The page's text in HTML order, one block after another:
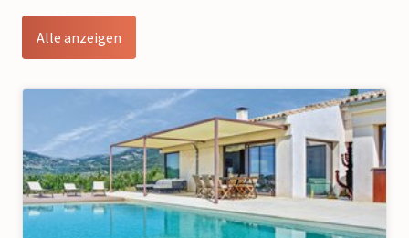
Alle anzeigen